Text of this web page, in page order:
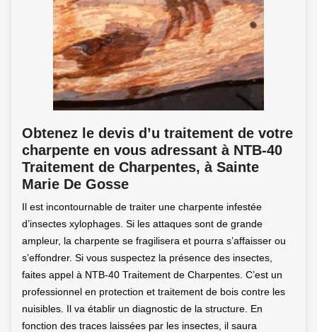
Obtenez le devis d’u traitement de votre
charpente en vous adressant à NTB-40
Traitement de Charpentes, à Sainte
Marie De Gosse
Il est incontournable de traiter une charpente infestée
d’insectes xylophages. Si les attaques sont de grande
ampleur, la charpente se fragilisera et pourra s’affaisser ou
s’effondrer. Si vous suspectez la présence des insectes,
faites appel à NTB-40 Traitement de Charpentes. C’est un
professionnel en protection et traitement de bois contre les
nuisibles. Il va établir un diagnostic de la structure. En
fonction des traces laissées par les insectes, il saura